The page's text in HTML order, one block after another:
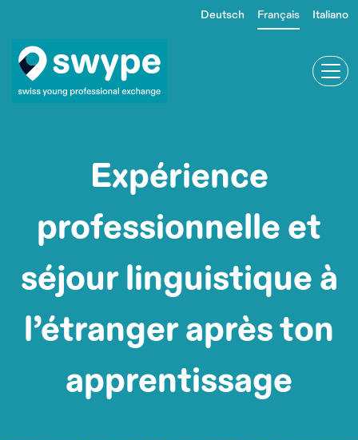
contenu
principal
Deutsch Français Italiano
Expérience
professionnelle et
séjour linguis­tique à
l’étranger après ton
apprentissage